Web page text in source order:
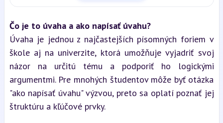
Čo je to úvaha a ako napísať úvahu?
Úvaha je jednou z najčastejších písomných foriem v
škole aj na univerzite, ktorá umožňuje vyjadriť svoj
názor na určitú tému a podporiť ho logickými
argumentmi. Pre mnohých študentov môže byť otázka
"ako napísať úvahu" výzvou, preto sa oplatí poznať jej
štruktúru a kľúčové prvky.